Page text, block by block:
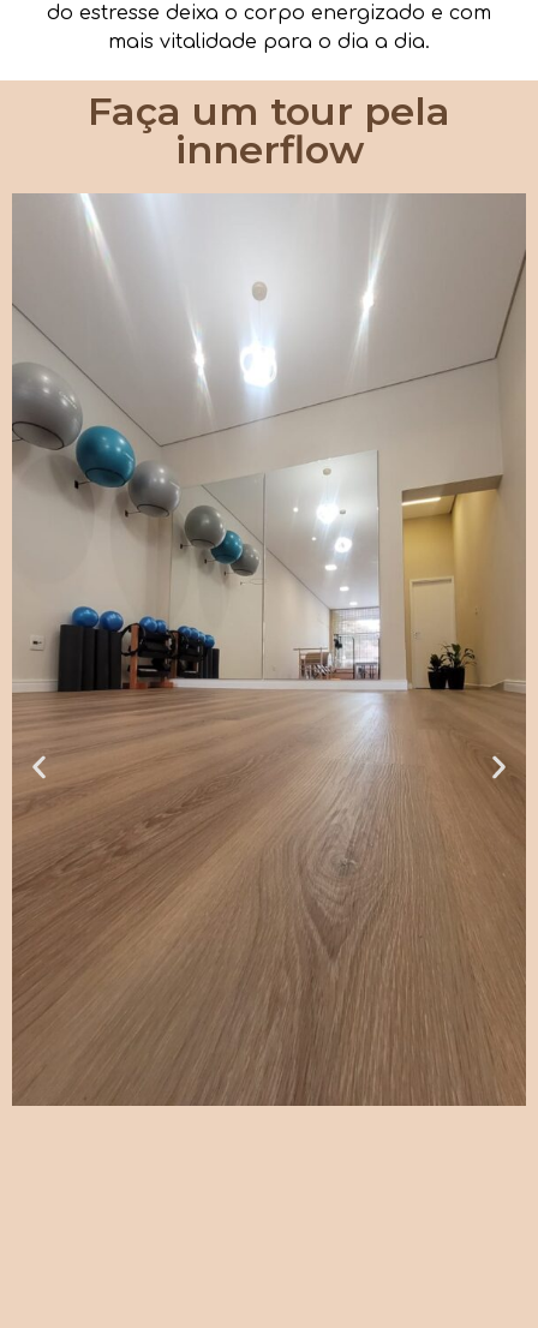
do estresse deixa o corpo energizado e com
mais vitalidade para o dia a dia.
Faça um tour pela
innerflow